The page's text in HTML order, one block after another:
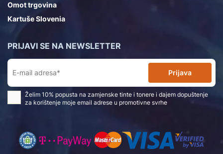
Omot trgovina
Kartuše Slovenia
PRIJAVI SE NA NEWSLETTER
Prijava
Želim 10% popusta na zamjenske tinte i tonere i dajem dopuštenje
za korištenje moje email adrese u promotivne svrhe